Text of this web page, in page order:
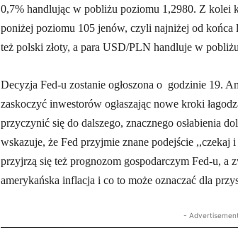
0,7% handlując w pobliżu poziomu 1,2980. Z kolei
poniżej poziomu 105 jenów, czyli najniżej od końca
też polski złoty, a para USD/PLN handluje w
Decyzja Fed-u zostanie ogłoszona o godzinie 19.
zaskoczyć inwestorów ogłaszając nowe kroki
przyczynić się do dalszego, znacznego osłabienia
wskazuje, że Fed przyjmie znane podejście ,,czekaj
przyjrzą się też prognozom gospodarczym Fed-u, a
amerykańska inflacja i co to może oznaczać dla
-